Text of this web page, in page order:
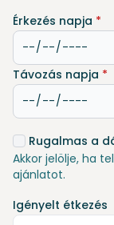
Érkezés napja *
Távozás napja *
Rugalmas a
Akkor jelölje, ha
ajánlatot.
Igényelt étkezés